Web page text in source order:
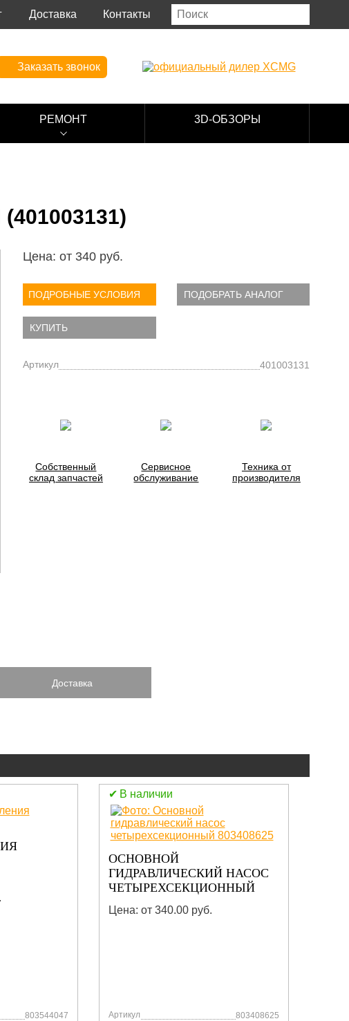
Доставка Контакты
Заказать звонок
РЕМОНТ 3D-ОБЗОРЫ
Цена: от 340 руб.
ПОДРОБНЫЕ УСЛОВИЯ ПОДОБРАТЬ АНАЛОГ
КУПИТЬ
Артикул 401003131
Собственный
склад запчастей
Сервисное
обслуживание
Техника от
производителя
Доставка
803544047
В наличии
ОСНОВНОЙ
ГИДРАВЛИЧЕСКИЙ НАСОС
ЧЕТЫРЕХСЕКЦИОННЫЙ
803408625
Цена: от 340.00 руб.
Артикул 803408625